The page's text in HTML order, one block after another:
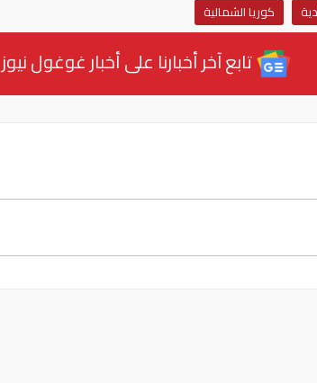
كوريا الشمالية
تابع آخر أخبارنا على أخبار غوغول نيوز